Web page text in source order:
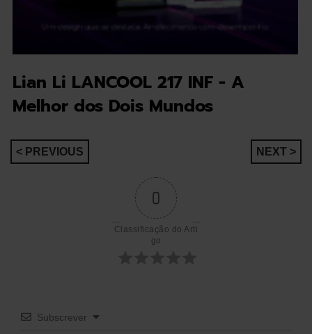
Lian Li LANCOOL 217 INF - A
Melhor dos Dois Mundos
Navegação
< PREVIOUS NEXT >
0
Classificação do Arti
go
Subscrever